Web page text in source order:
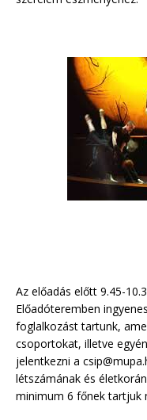
Az előadás előtt 9.45-
Előadóteremben
foglalkozást tartunk,
csoportokat, illetve
jelentkezni a
létszámának és
minimum 6 főnek tartjuk